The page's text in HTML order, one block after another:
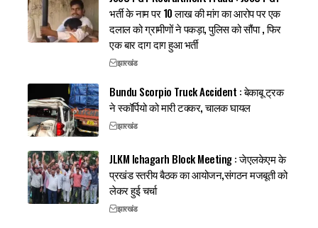
भर्ती के नाम पर 10 लाख की मांग का आरोप पर एक
दलाल को ग्रामीणों ने पकड़ा, पुलिस को सौंपा , फिर
एक बार दाग दाग हुआ भर्ती
झारखंड
Bundu Scorpio Truck Accident : बेकाबू ट्रक
ने स्कॉर्पियो को मारी टक्कर, चालक घायल
झारखंड
JLKM Ichagarh Block Meeting : जेएलकेएम के
प्रखंड स्तरीय बैठक का आयोजन,संगठन मजबूती को
लेकर हुई चर्चा
झारखंड